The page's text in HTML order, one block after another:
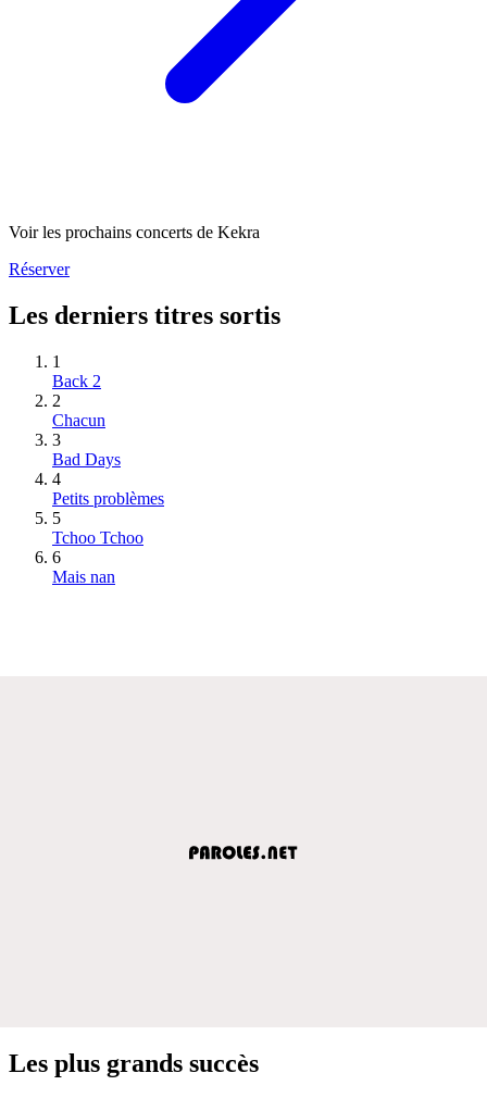
Voir les prochains concerts de Kekra
Réserver
Les derniers titres sortis
1
Back 2
2
Chacun
3
Bad Days
4
Petits problèmes
5
Tchoo Tchoo
6
Mais nan
Les plus grands succès